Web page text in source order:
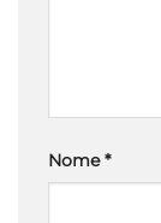
Nome*